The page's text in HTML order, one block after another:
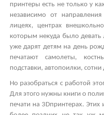
принтеры есть не только у
независимо от
лицеях, центрах
которым некуда было
уже дарят детям на день
печатают самолеты,
подставки, автопоилки,
Но разобраться с работой
Для этого нужны книги о
печати на 3Dпринтерах. Этих